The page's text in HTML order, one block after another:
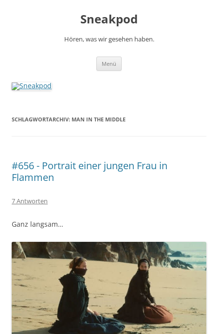
Sneakpod
Hören, was wir gesehen haben.
Menü
SCHLAGWORTARCHIV: MAN IN THE MIDDLE
#656 - Portrait einer jungen Frau in
Flammen
7 Antworten
Ganz langsam…